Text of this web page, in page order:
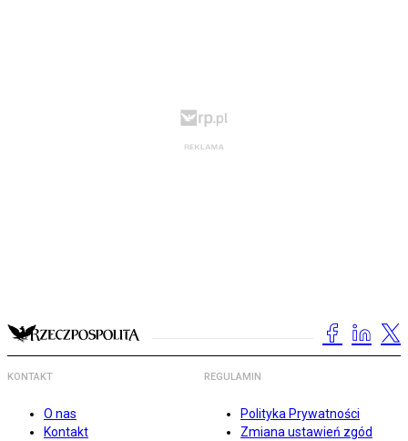
KONTAKT
O nas
Kontakt
REGULAMIN
Polityka Prywatności
Zmiana ustawień zgód